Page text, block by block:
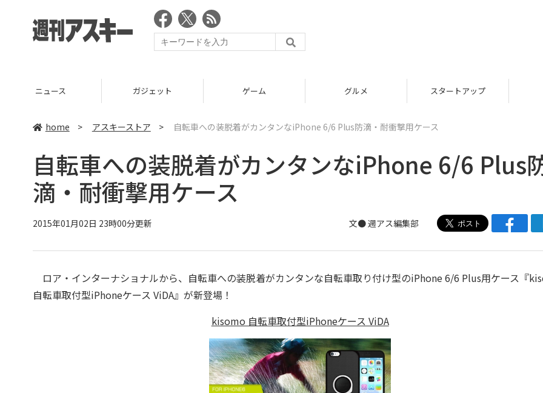
ニュース ガジェット ゲーム グルメ スタートアップ
home > アスキーストア > 自転車への装脱着がカンタンなiPhone 6/6 Plus防滴・耐衝撃用ケース
自転車への装脱着がカンタンなiPhone 6/6 Plus
滴・耐衝撃用ケース
2015年01月02日 23時00分更新 文●週アス編集部
ロア・インターナショナルから、自転車への装脱着がカンタンな自転車取り付け型のiPhone 6/6 Plus用ケース『
自転車取付型iPhoneケース ViDA』が新登場！
kisomo 自転車取付型iPhoneケース ViDA